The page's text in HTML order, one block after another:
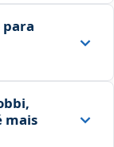
para
mais